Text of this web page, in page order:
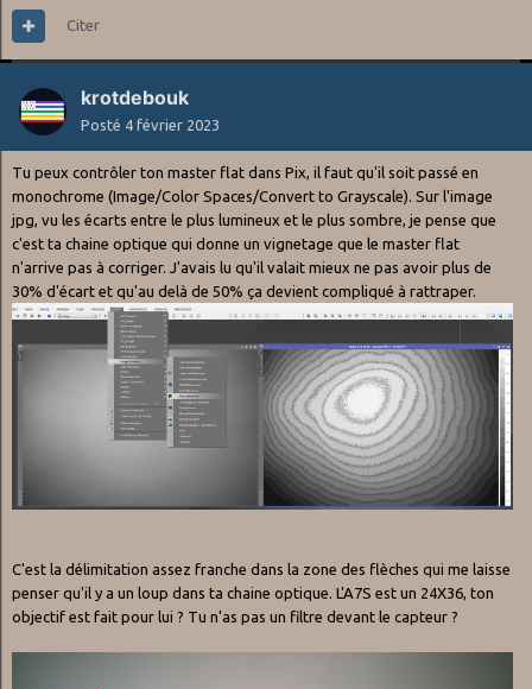
Citer
krotdebouk
Posté 4 février 2023
Tu peux contrôler ton master flat dans Pix, il faut qu'il soit passé en
monochrome (Image/Color Spaces/Convert to Grayscale). Sur l'image
jpg, vu les écarts entre le plus lumineux et le plus sombre, je pense que
c'est ta chaine optique qui donne un vignetage que le master flat
n'arrive pas à corriger. J'avais lu qu'il valait mieux ne pas avoir plus de
30% d'écart et qu'au delà de 50% ça devient compliqué à rattraper.
C'est la délimitation assez franche dans la zone des flèches qui me laisse
penser qu'il y a un loup dans ta chaine optique. L'A7S est un 24X36, ton
objectif est fait pour lui ? Tu n'as pas un filtre devant le capteur ?